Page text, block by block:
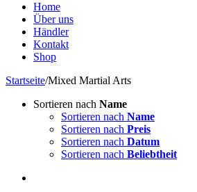
Home
Über uns
Händler
Kontakt
Shop
Startseite/Mixed Martial Arts
Sortieren nach Name
Sortieren nach Name
Sortieren nach Preis
Sortieren nach Datum
Sortieren nach Beliebtheit